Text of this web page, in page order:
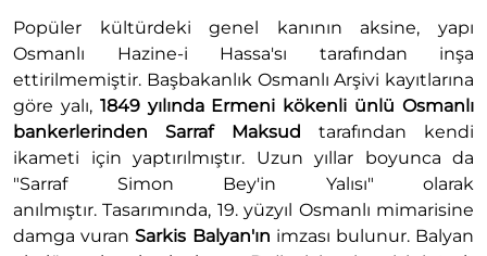
Popüler kültürdeki genel kanının aksine, yapı
Osmanlı Hazine-i Hassa'sı tarafından inşa
ettirilmemiştir. Başbakanlık Osmanlı Arşivi kayıtlarına
göre yalı, 1849 yılında Ermeni kökenli ünlü Osmanlı
bankerlerinden Sarraf Maksud tarafından kendi
ikameti için yaptırılmıştır. Uzun yıllar boyunca da
"Sarraf Simon Bey'in Yalısı" olarak
anılmıştır. Tasarımında, 19. yüzyıl Osmanlı mimarisine
damga vuranSarkis Balyan'ın imzası bulunur. Balyan